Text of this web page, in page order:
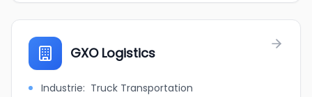
GXO Logistics
Industrie: Truck Transportation